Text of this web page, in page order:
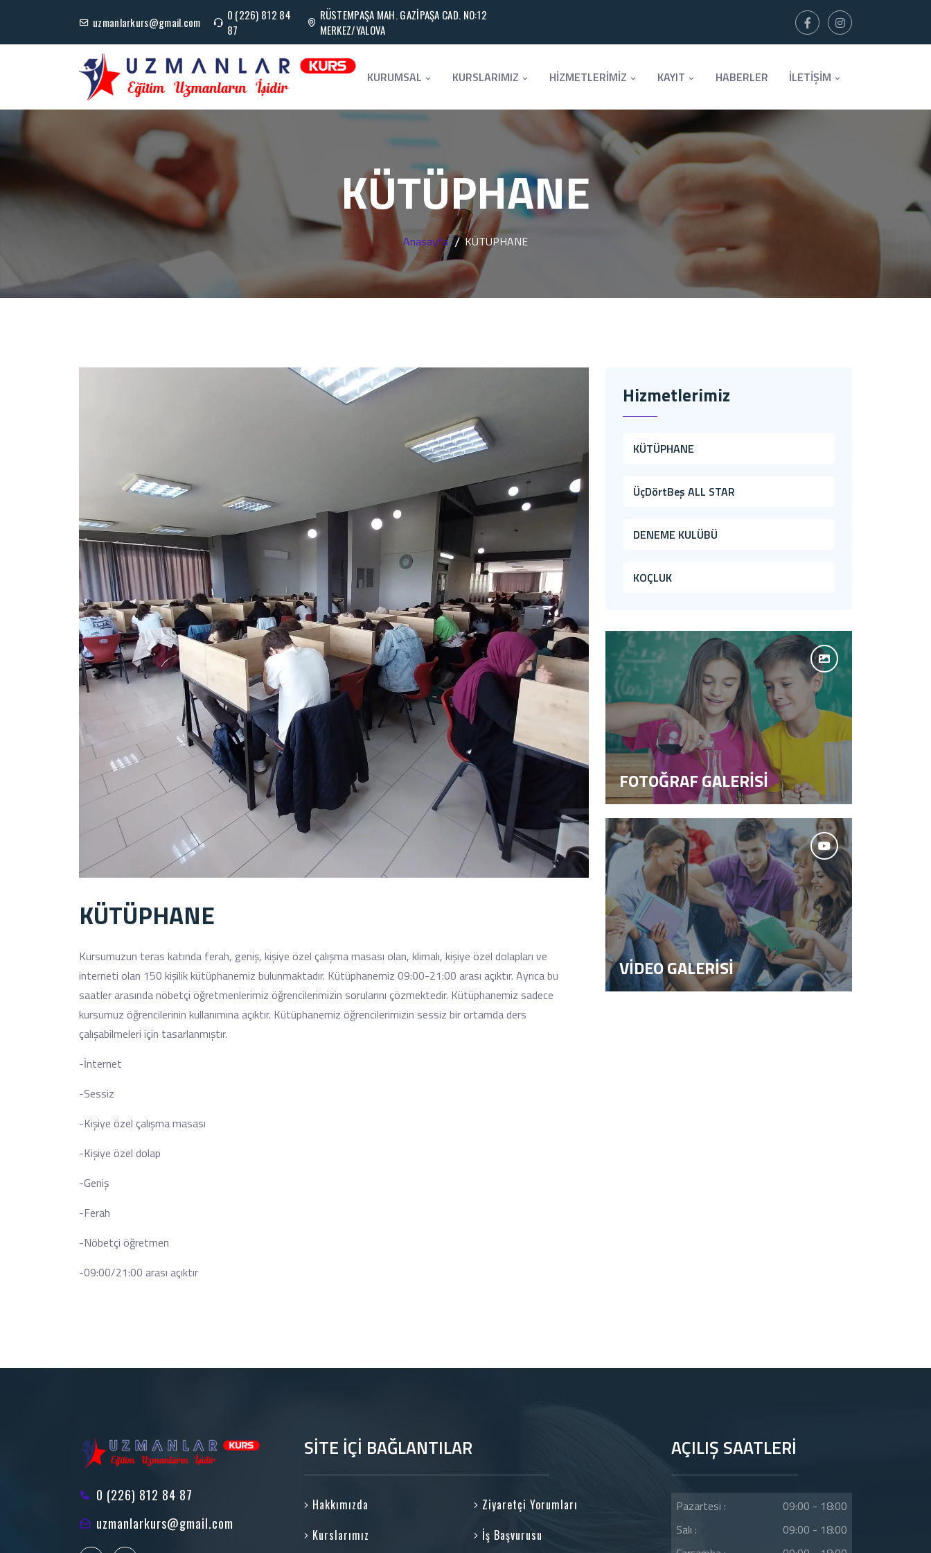
uzmanlarkurs@gmail.com
0 (226) 812 84
87
RÜSTEMPAŞA MAH. GAZİPAŞA CAD. NO:12
MERKEZ/YALOVA
KURUMSAL KURSLARIMIZ HİZMETLERİMİZ KAYIT HABERLER İLETİŞİM
KÜTÜPHANE
Anasayfa KÜTÜPHANE
KÜTÜPHANE
Kursumuzun teras katında ferah, geniş, kişiye özel çalışma masası olan, klimalı, kişiye özel dolapları ve
interneti olan 150 kişilik kütüphanemiz bulunmaktadır. Kütüphanemiz 09:00-21:00 arası açıktır. Ayrıca bu
saatler arasında nöbetçi öğretmenlerimiz öğrencilerimizin sorularını çözmektedir. Kütüphanemiz sadece
kursumuz öğrencilerinin kullanımına açıktır. Kütüphanemiz öğrencilerimizin sessiz bir ortamda ders
çalışabilmeleri için tasarlanmıştır.
-İnternet
-Sessiz
-Kişiye özel çalışma masası
-Kişiye özel dolap
-Geniş
-Ferah
-Nöbetçi öğretmen
-09:00/21:00 arası açıktır
Hizmetlerimiz
KÜTÜPHANE
ÜçDörtBeş ALL STAR
DENEME KULÜBÜ
KOÇLUK
FOTOĞRAF GALERİSİ
VİDEO GALERİSİ
0 (226) 812 84 87
uzmanlarkurs@gmail.com
SİTE İÇİ BAĞLANTILAR
Hakkımızda
Kurslarımız
Ziyaretçi Yorumları
İş Başvurusu
AÇILIŞ SAATLERİ
Pazartesi :
09:00 - 18:00
Salı :
09:00 - 18:00